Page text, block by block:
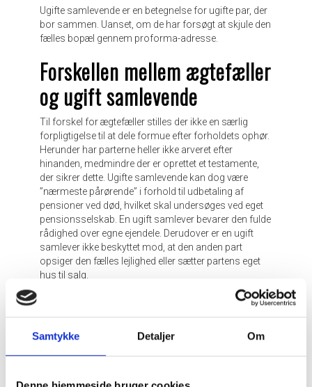
Samtykke Detaljer Om
Ugifte samlevende er en betegnelse for ugifte par, der
bor sammen. Uanset, om de har forsøgt at skjule den
fælles bopæl gennem proforma-adresse.
Forskellen mellem ægtefæller
og ugift samlevende
Til forskel for ægtefæller stilles der ikke en særlig
forpligtigelse til at dele formue efter forholdets ophør.
Herunder har parterne heller ikke arveret efter
hinanden, medmindre der er oprettet et testamente,
der sikrer dette. Ugifte samlevende kan dog være
”nærmeste pårørende” i forhold til udbetaling af
pensioner ved død, hvilket skal undersøges ved eget
pensionsselskab. En ugift samlever bevarer den fulde
rådighed over egne ejendele. Derudover er en ugift
samlever ikke beskyttet mod, at den anden part
opsiger den fælles lejlighed eller sætter partens eget
hus til salg.
Endvidere har ugifte samlevende ikke et krav på, at